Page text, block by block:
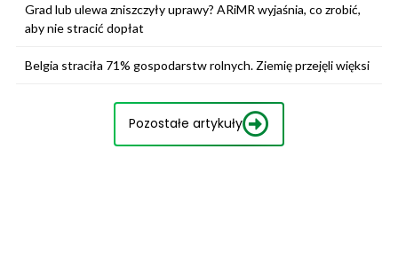
Grad lub ulewa zniszczyły uprawy? ARiMR wyjaśnia, co zrobić,
aby nie stracić dopłat
Belgia straciła 71% gospodarstw rolnych. Ziemię przejęli więksi
Pozostałe artykuły